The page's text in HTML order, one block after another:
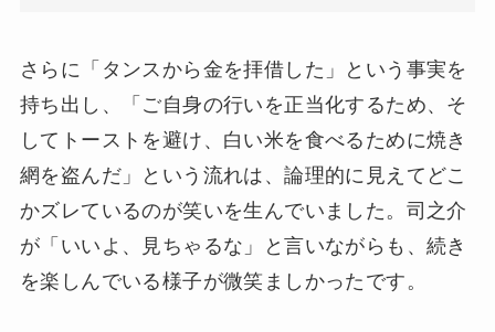
さらに「タンスから金を拝借した」という事実を
持ち出し、「ご自身の行いを正当化するため、そ
してトーストを避け、白い米を食べるために焼き
網を盗んだ」という流れは、論理的に見えてどこ
かズレているのが笑いを生んでいました。司之介
が「いいよ、見ちゃるな」と言いながらも、続き
を楽しんでいる様子が微笑ましかったです。